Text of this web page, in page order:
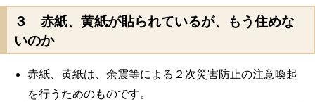
３ 赤紙、黄紙が貼られているが、もう住めな
いのか
赤紙、黄紙は、余震等による２次災害防止の注意喚起
を行うためのものです。